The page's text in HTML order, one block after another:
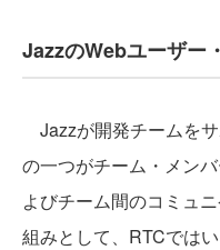
JazzのWebユーザー
Jazzが開発チームを
の一つがチーム・メン
よびチーム間のコミュ
組みとして、RTCでは